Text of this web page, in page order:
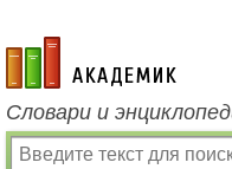
academic.ru
Словари и